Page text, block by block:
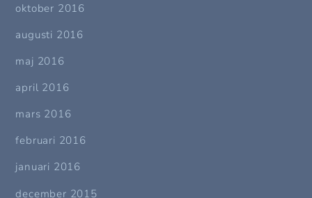
oktober 2016
augusti 2016
maj 2016
april 2016
mars 2016
februari 2016
januari 2016
december 2015